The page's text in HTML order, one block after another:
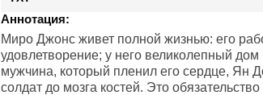
Аннотация:
Миро Джонс живет полной жизнью: его
удовлетворение; у него великолепный
мужчина, который пленил его сердце, Ян
солдат до мозга костей. Это